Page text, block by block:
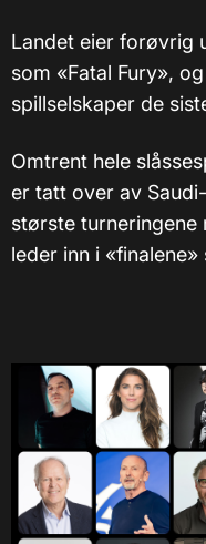
Landet eier forøvrig
som «Fatal Fury»,
spillselskaper de
Omtrent hele
er tatt over av
største turneringene
leder inn i